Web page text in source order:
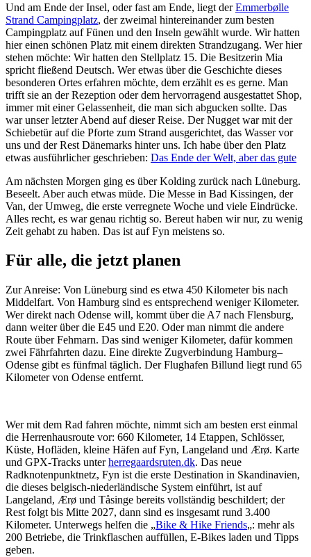
Und am Ende der Insel, oder fast am Ende, liegt derEmmerbølle
Strand Campingplatz, der zweimal hintereinander zum besten
Campingplatz auf Fünen und den Inseln gewählt wurde. Wir hatten
hier einen schönen Platz mit einem direkten Strandzugang. Wer hier
stehen möchte: Wir hatten den Stellplatz 15. Die Besitzerin Mia
spricht fließend Deutsch. Wer etwas über die Geschichte dieses
besonderen Ortes erfahren möchte, dem erzählt es es gerne. Man
trifft sie an der Rezeption oder dem hervorragend ausgestattet Shop,
immer mit einer Gelassenheit, die man sich abgucken sollte. Das
war unser letzter Abend auf dieser Reise. Der Nugget war mit der
Schiebetür auf die Pforte zum Strand ausgerichtet, das Wasser vor
uns und der Rest Dänemarks hinter uns. Ich habe über den Platz
etwas ausführlicher geschrieben: Das Ende der Welt, aber das gute
Am nächsten Morgen ging es über Kolding zurück nach Lüneburg.
Beseelt. Aber auch etwas müde. Die Messe in Bad Kissingen, der
Van, der Umweg, die erste verregnete Woche und viele Eindrücke.
Alles recht, es war genau richtig so. Bereut haben wir nur, zu wenig
Zeit gehabt zu haben. Das ist auf Fyn meistens so.
Für alle, die jetzt planen
Zur Anreise: Von Lüneburg sind es etwa 450 Kilometer bis nach
Middelfart. Von Hamburg sind es entsprechend weniger Kilometer.
Wer direkt nach Odense will, kommt über die A7 nach Flensburg,
dann weiter über die E45 und E20. Oder man nimmt die andere
Route über Fehmarn. Das sind weniger Kilometer, dafür kommen
zwei Fährfahrten dazu. Eine direkte Zugverbindung Hamburg–
Odense gibt es fünfmal täglich. Der Flughafen Billund liegt rund 65
Kilometer von Odense entfernt.
Wer mit dem Rad fahren möchte, nimmt sich am besten erst einmal
die Herrenhausroute vor: 660 Kilometer, 14 Etappen, Schlösser,
Küste, Hofläden, kleine Häfen auf Fyn, Langeland und Ærø. Karte
und GPX-Tracks unterherregaardsruten.dk. Das neue
Radknotenpunktnetz, Fyn ist die erste Destination in Skandinavien,
die dieses belgisch-niederländische System einführt, ist auf
Langeland, Ærø und Tåsinge bereits vollständig beschildert; der
Rest folgt bis Mitte 2027, dann sind es insgesamt rund 3.400
Kilometer. Unterwegs helfen die „Bike & Hike Friends„: mehr als
200 Betriebe, die Trinkflaschen auffüllen, E-Bikes laden und Tipps
geben.